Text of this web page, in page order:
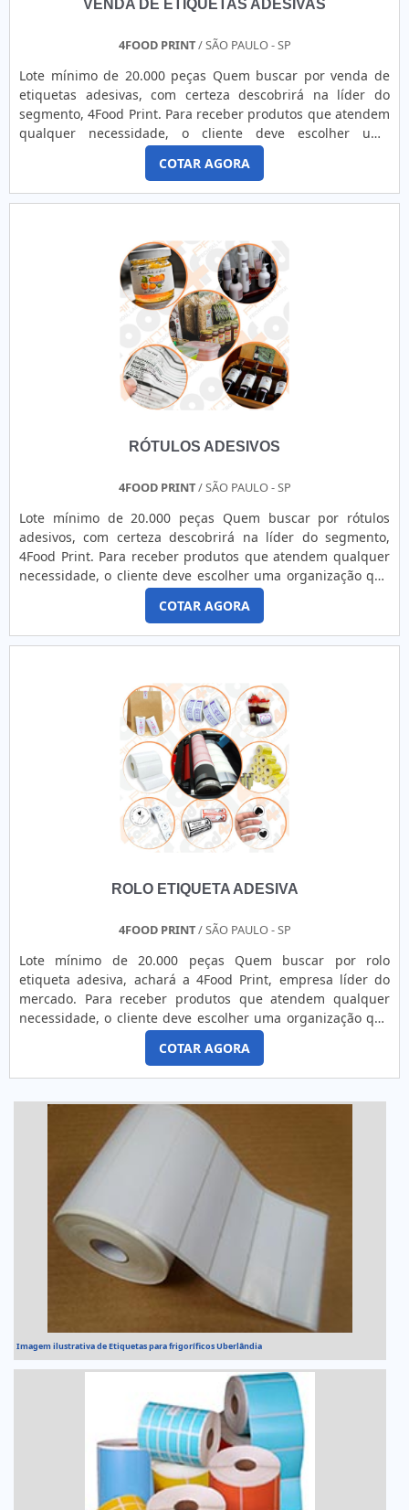
VENDA DE ETIQUETAS ADESIVAS
4FOOD PRINT/ SÃO PAULO - SP
Lote mínimo de 20.000 peças Quem buscar por venda de
etiquetas adesivas, com certeza descobrirá na líder do
segmento, 4Food Print. Para receber produtos que atendem
qualquer necessidade, o cliente deve escolher uma
organização que se destaque por um bom suporte pré-
venda e tenha ampla experiência no ramo.Quando a
temática é venda de etiquetas adesivas, com a melhor mão
de obra da 4Food Print o cliente obterá assertividade e
COTAR AGORA
RÓTULOS ADESIVOS
4FOOD PRINT/ SÃO PAULO - SP
Lote mínimo de 20.000 peças Quem buscar por rótulos
adesivos, com certeza descobrirá na líder do segmento,
4Food Print. Para receber produtos que atendem qualquer
necessidade, o cliente deve escolher uma organização que
se destaque por um bom suporte pré-venda e tenha ampla
experiência no ramo.MAIS DETALHES INTERESSANTES
SOBRE RÓTULOS ADESIVOSQuem precisa de rótulos
adesivos em uma empresa comprometida com seus
COTAR AGORA
ROLO ETIQUETA ADESIVA
4FOOD PRINT/ SÃO PAULO - SP
Lote mínimo de 20.000 peças Quem buscar por rolo
etiqueta adesiva, achará a 4Food Print, empresa líder do
mercado. Para receber produtos que atendem qualquer
necessidade, o cliente deve escolher uma organização que
se destaque por um bom suporte pré-venda e tenha ampla
experiência no ramo.Quando a questão é rolo etiqueta
adesiva, na 4Food Print o cliente obterá proteção e
INTERESSANTES...
COTAR AGORA
Imagem ilustrativa de Etiquetas para frigoríficos Uberlândia